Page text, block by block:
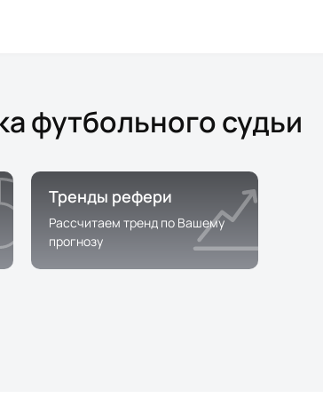
футбольного судьи
Тренды рефери
Рассчитаем тренд по Вашему
прогнозу